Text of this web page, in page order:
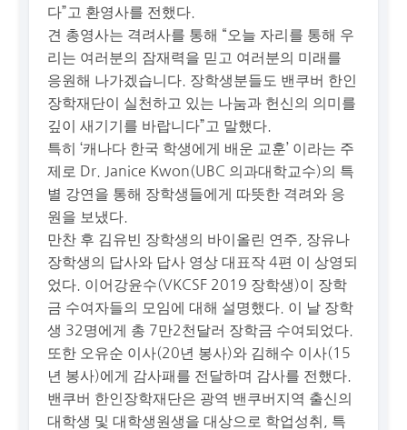
다”고 환영사를 전했다.
견 총영사는 격려사를 통해 “오늘 자리를 통해 우
리는 여러분의 잠재력을 믿고 여러분의 미래를
응원해 나가겠습니다. 장학생분들도 밴쿠버 한인
장학재단이 실천하고 있는 나눔과 헌신의 의미를
깊이 새기기를 바랍니다”고 말했다.
특히 ‘캐나다 한국 학생에게 배운 교훈’ 이라는 주
제로 Dr. Janice Kwon(UBC 의과대학교수)의 특
별 강연을 통해 장학생들에게 따뜻한 격려와 응
원을 보냈다.
만찬 후 김유빈 장학생의 바이올린 연주, 장유나
장학생의 답사와 답사 영상 대표작 4편 이 상영되
었다. 이어강윤수(VKCSF 2019 장학생)이 장학
금 수여자들의 모임에 대해 설명했다. 이 날 장학
생 32명에게 총 7만2천달러 장학금 수여되었다.
또한 오유순 이사(20년 봉사)와 김해수 이사(15
년 봉사)에게 감사패를 전달하며 감사를 전했다.
밴쿠버 한인장학재단은 광역 밴쿠버지역 출신의
대학생 및 대학생원생을 대상으로 학업성취, 특